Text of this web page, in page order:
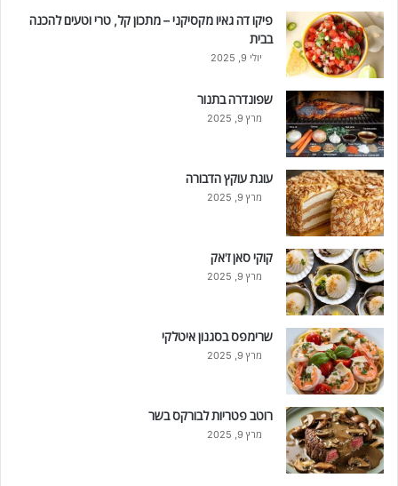
פיקו דה גאיו מקסיקני – מתכון קל, טרי וטעים להכנה
בבית
יולי 9, 2025
שפונדרה בתנור
מרץ 9, 2025
עוגת עוקץ הדבורה
מרץ 9, 2025
קוקי סאן ז'אק
מרץ 9, 2025
שרימפס בסגנון איטלקי
מרץ 9, 2025
רוטב פטריות לבורקס בשר
מרץ 9, 2025